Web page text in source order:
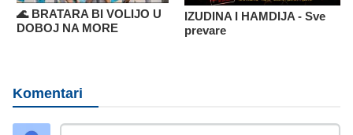
🌊 BRATARA BI VOLIJO U
DOBOJ NA MORE
IZUDINA I HAMDIJA - Sve
prevare
Komentari